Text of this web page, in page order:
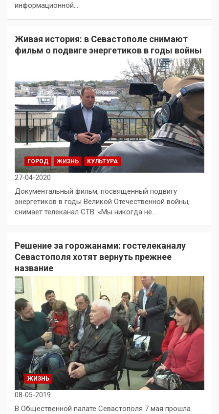
информационной…
Живая история: в Севастополе снимают
фильм о подвиге энергетиков в годы войны
ГОРОД ЖИЗНЬ КУЛЬТУРА
27-04-2020
Документальный фильм, посвященный подвигу
энергетиков в годы Великой Отечественной войны,
снимает телеканал СТВ. «Мы никогда не…
Решение за горожанами: гостелеканалу
Севастополя хотят вернуть прежнее
название
ЖИЗНЬ
08-05-2019
В Общественной палате Севастополя 7 мая прошла